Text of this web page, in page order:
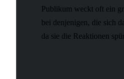
Publikum weckt oft ein
bei denjenigen, die sich
da sie die Reaktionen